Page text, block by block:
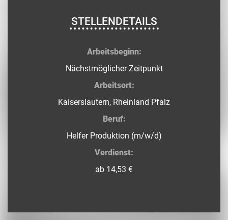
STELLENDETAILS
Arbeitsbeginn:
Nächstmöglicher Zeitpunkt
Arbeitsort:
Kaiserslautern, Rheinland Pfalz
Beruf:
Helfer Produktion (m/w/d)
Verdienst:
ab 14,53 €